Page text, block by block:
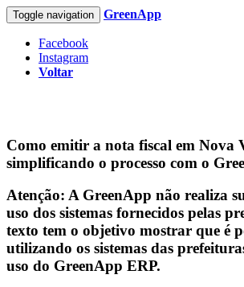
Toggle navigation GreenApp
Facebook
Instagram
Voltar
Como emitir a nota fiscal em Nova
simplificando o processo com o
Atenção: A GreenApp não realiza
uso dos sistemas fornecidos pelas
texto tem o objetivo mostrar que é
utilizando os sistemas das
uso do GreenApp ERP.